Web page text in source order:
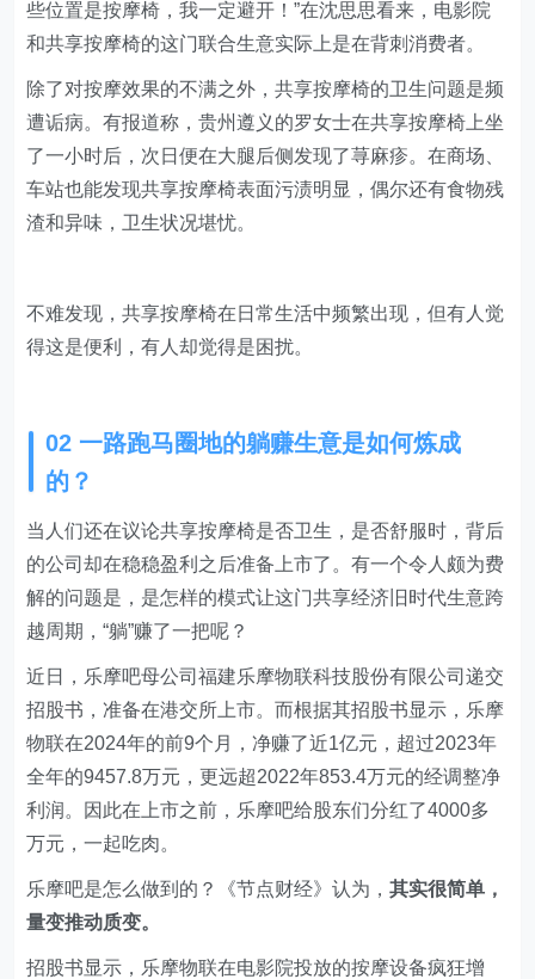
些位置是按摩椅，我一定避开！”在沈思思看来，电影院
和共享按摩椅的这门联合生意实际上是在背刺消费者。
除了对按摩效果的不满之外，共享按摩椅的卫生问题是频
遭诟病。有报道称，贵州遵义的罗女士在共享按摩椅上坐
了一小时后，次日便在大腿后侧发现了荨麻疹。在商场、
车站也能发现共享按摩椅表面污渍明显，偶尔还有食物残
渣和异味，卫生状况堪忧。
不难发现，共享按摩椅在日常生活中频繁出现，但有人觉
得这是便利，有人却觉得是困扰。
02 一路跑马圈地的躺赚生意是如何炼成
的？
当人们还在议论共享按摩椅是否卫生，是否舒服时，背后
的公司却在稳稳盈利之后准备上市了。有一个令人颇为费
解的问题是，是怎样的模式让这门共享经济旧时代生意跨
越周期，“躺”赚了一把呢？
近日，乐摩吧母公司福建乐摩物联科技股份有限公司递交
招股书，准备在港交所上市。而根据其招股书显示，乐摩
物联在2024年的前9个月，净赚了近1亿元，超过2023年
全年的9457.8万元，更远超2022年853.4万元的经调整净
利润。因此在上市之前，乐摩吧给股东们分红了4000多
万元，一起吃肉。
乐摩吧是怎么做到的？《节点财经》认为，其实很简单，
量变推动质变。
招股书显示，乐摩物联在电影院投放的按摩设备疯狂增